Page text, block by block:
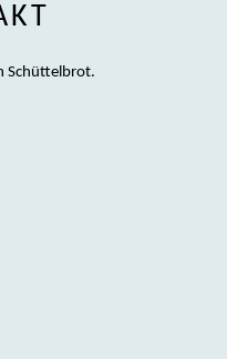
Schüttelbrot.